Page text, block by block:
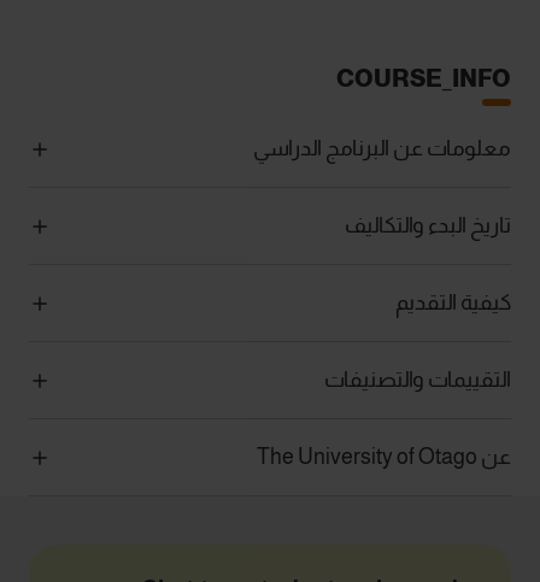
COURSE_INFO
معلومات عن البرنامج الدراسي
تاريخ البدء والتكاليف
كيفية التقديم
التقييمات والتصنيفات
عن The University of Otago